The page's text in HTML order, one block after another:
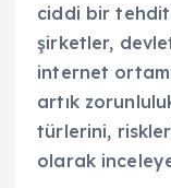
ciddi bir tehdit
şirketler,
internet
artık
türlerini,
olarak